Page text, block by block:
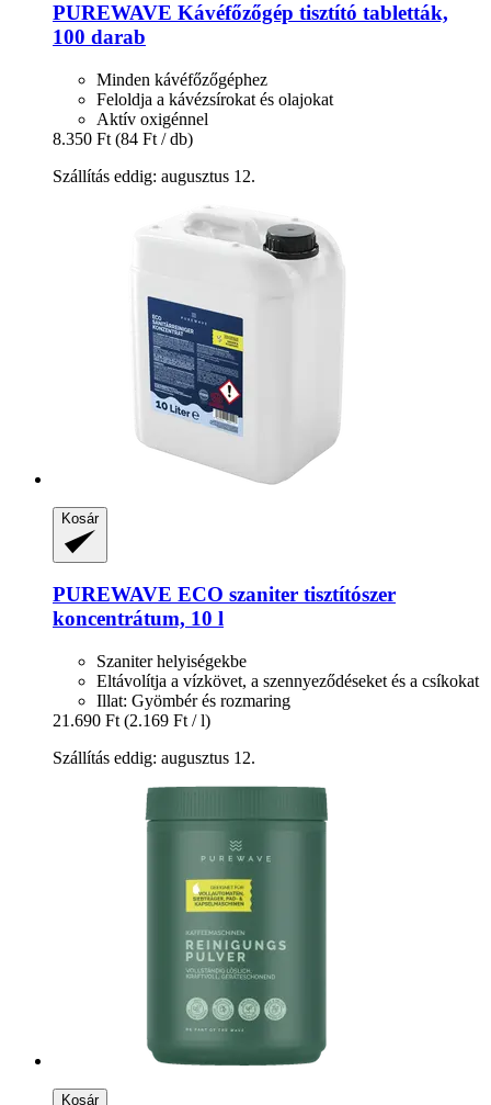
PUREWAVE Kávéfőzőgép tisztító tabletták,
100 darab
Minden kávéfőzőgéphez
Feloldja a kávézsírokat és olajokat
Aktív oxigénnel
8.350 Ft (84 Ft / db)
Szállítás eddig: augusztus 12.
Kosár
PUREWAVE ECO szaniter tisztítószer
koncentrátum, 10 l
Szaniter helyiségekbe
Eltávolítja a vízkövet, a szennyeződéseket és a csíkokat
Illat: Gyömbér és rozmaring
21.690 Ft (2.169 Ft / l)
Szállítás eddig: augusztus 12.
Kosár